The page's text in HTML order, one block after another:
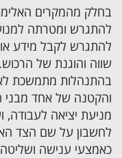
בחלק מהמקרים
להתגרש ומטרתה
להתגרש לקבל מידע
שווה והוגנת של
בהתנהלות מתמשכת
והקטנה של אחד מבני
מניעת יציאה לעבודה,
לחשבון על שם הצד
כאמצעי ענישה